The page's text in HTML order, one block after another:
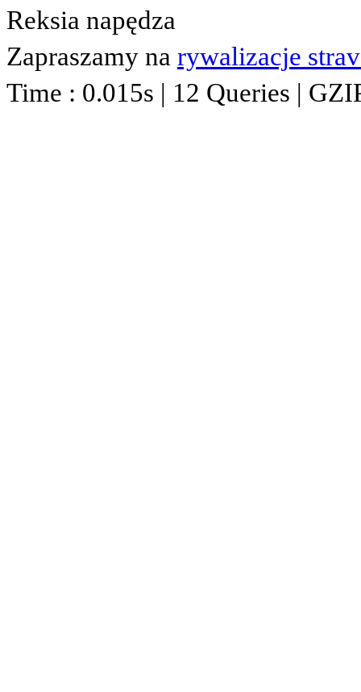
Reksia napędza
Zapraszamy na rywalizacje
Time : 0.015s | 12 Queries |